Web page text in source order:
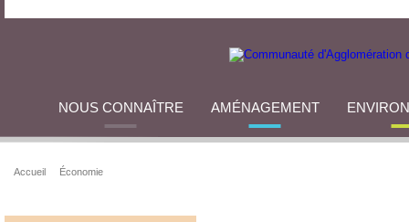
NOUS CONNAÎTRE AMÉNAGEMENT
Accueil Économie